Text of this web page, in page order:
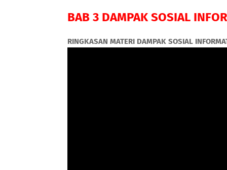
BAB 3 DAMPAK SOSIAL
RINGKASAN MATERI DAMPAK SOSIAL